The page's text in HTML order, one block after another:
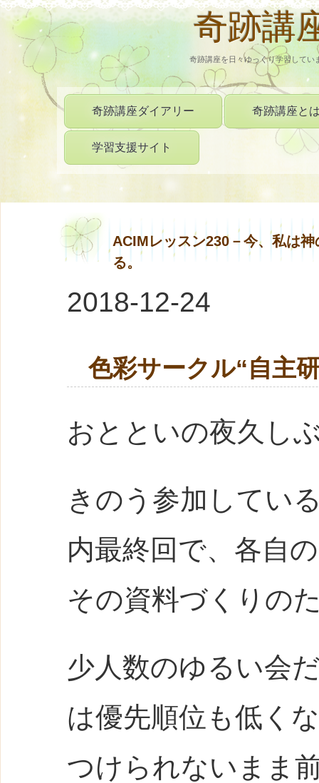
奇跡講
奇跡講座を日々ゆっくり学習してい
奇跡講座ダイアリー 奇跡講座と
学習支援サイト
ACIMレッスン230－今、私は
る。
2018-12-24
色彩サークル“自主
おとといの夜久し
きのう参加してい
内最終回で、各自
その資料づくりの
少人数のゆるい会
は優先順位も低く
つけられないまま